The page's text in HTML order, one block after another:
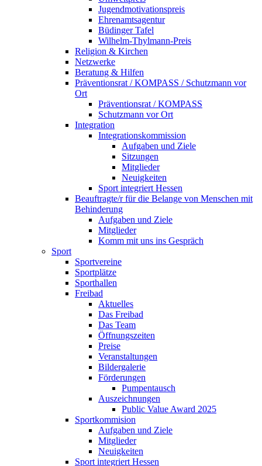
Jugendmotivationspreis
Ehrenamtsagentur
Büdinger Tafel
Wilhelm-Thylmann-Preis
Religion & Kirchen
Netzwerke
Beratung & Hilfen
Präventionsrat / KOMPASS / Schutzmann vor
Ort
Präventionsrat / KOMPASS
Schutzmann vor Ort
Integration
Integrationskommission
Aufgaben und Ziele
Sitzungen
Mitglieder
Neuigkeiten
Sport integriert Hessen
Beauftragte/r für die Belange von Menschen mit
Behinderung
Aufgaben und Ziele
Mitglieder
Komm mit uns ins Gespräch
Sport
Sportvereine
Sportplätze
Sporthallen
Freibad
Aktuelles
Das Freibad
Das Team
Öffnungszeiten
Preise
Veranstaltungen
Bildergalerie
Förderungen
Pumpentausch
Auszeichnungen
Public Value Award 2025
Sportkommision
Aufgaben und Ziele
Mitglieder
Neuigkeiten
Sport integriert Hessen